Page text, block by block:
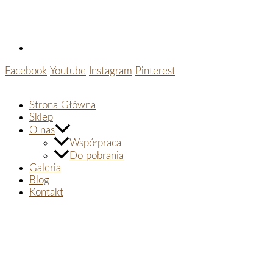
Facebook Youtube Instagram Pinterest
Strona Główna
Sklep
O nas
Współpraca
Do pobrania
Galeria
Blog
Kontakt